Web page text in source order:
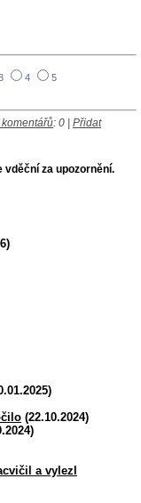
4 5
: 0 | Přidat
vděční za upozornění.
(22.10.2024)
a vylezl